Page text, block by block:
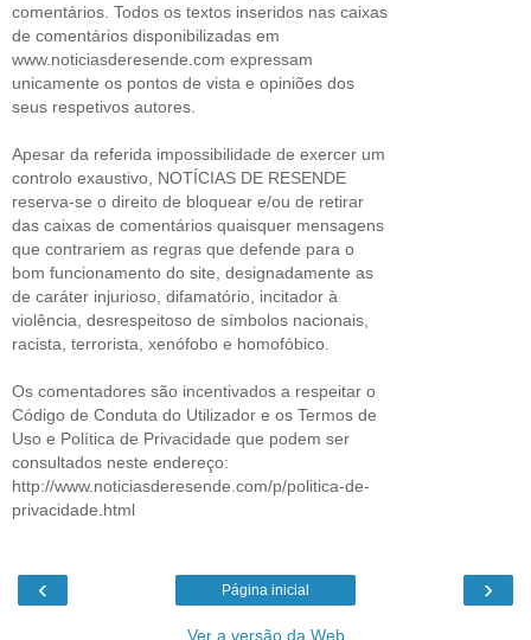
comentários. Todos os textos inseridos nas caixas
de comentários disponibilizadas em
www.noticiasderesende.com expressam
unicamente os pontos de vista e opiniões dos
seus respetivos autores.
Apesar da referida impossibilidade de exercer um
controlo exaustivo, NOTÍCIAS DE RESENDE
reserva-se o direito de bloquear e/ou de retirar
das caixas de comentários quaisquer mensagens
que contrariem as regras que defende para o
bom funcionamento do site, designadamente as
de caráter injurioso, difamatório, incitador à
violência, desrespeitoso de símbolos nacionais,
racista, terrorista, xenófobo e homofóbico.
Os comentadores são incentivados a respeitar o
Código de Conduta do Utilizador e os Termos de
Uso e Política de Privacidade que podem ser
consultados neste endereço:
http://www.noticiasderesende.com/p/politica-de-
privacidade.html
‹ ›
Página inicial
Ver a versão da Web